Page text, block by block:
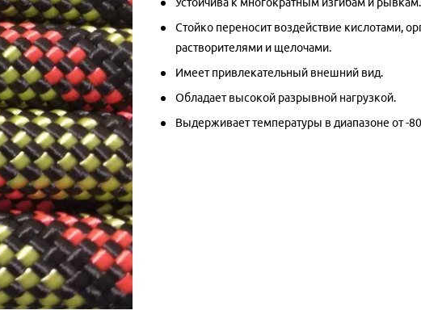
Стойко переносит воздействие кислотами,
растворителями и щелочами.
Имеет привлекательный внешний вид.
Обладает высокой разрывной нагрузкой.
Выдерживает температуры в диапазоне от -